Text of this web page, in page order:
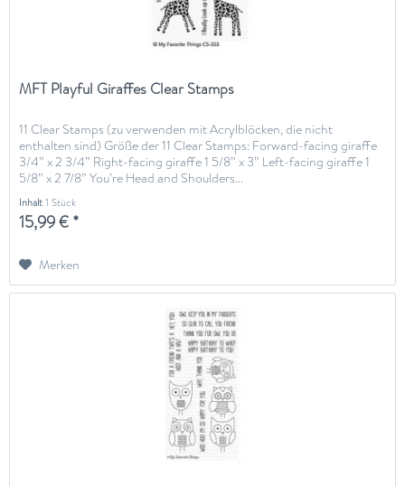
MFT Playful Giraffes Clear Stamps
11 Clear Stamps (zu verwenden mit Acrylblöcken, die nicht
enthalten sind) Größe der 11 Clear Stamps: Forward-facing giraffe
3/4” x 2 3/4” Right-facing giraffe 1 5/8” x 3” Left-facing giraffe 1
5/8” x 2 7/8” You’re Head and Shoulders...
Inhalt1 Stück
15,99 € *
Merken